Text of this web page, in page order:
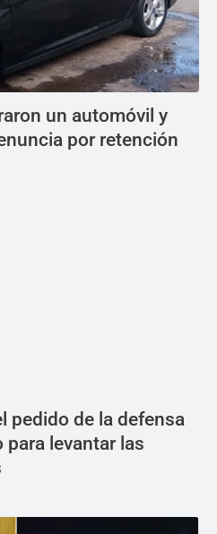
un automóvil y
por retención
pedido de la defensa
para levantar las